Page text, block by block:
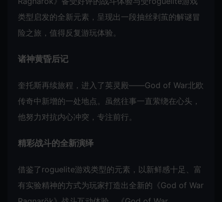
类型启发的全新元素，呈现出一段抽丝剥茧的解谜冒
险之旅，值得反复游玩体验。
诸神黄昏后记
奎托斯再续旅程，进入了英灵殿——God of War北欧
传奇中新增的一处地点。虽然往事一直萦绕在心头，
他努力对抗内心冲突，专注前行。
精彩战斗的全新演绎
借鉴了roguelite游戏类型的元素，以新鲜感十足、富
有实验精神的方式为玩家打造出全新的《God of War